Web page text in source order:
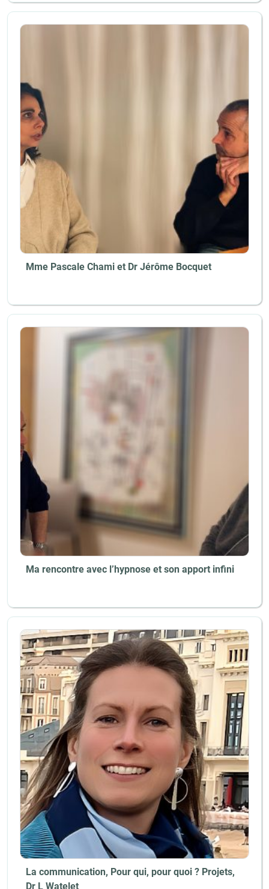
Mme Pascale Chami et Dr Jérôme Bocquet
Ma rencontre avec l’hypnose et son apport infini
La communication, Pour qui, pour quoi ? Projets,
Dr L Watelet